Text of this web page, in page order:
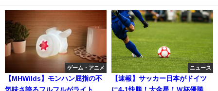
ゲーム・アニメ
【MHWilds】モンハン屈指の不
気味さ誇るフルフルがライト
ニュース
【速報】サッカー日本がドイツ
に4-1快勝！大金星！Ｗ杯優勝経